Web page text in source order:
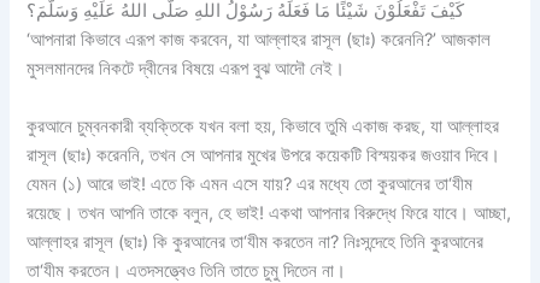
كَيْفَ تَفْعَلُوْنَ شَيْئًا مَا فَعَلَهُ رَسُوْلُ اللهِ صَلَّى اللهُ عَلَيْهِ وَسَلَّمَ؟
‘আপনারা কিভাবে এরূপ কাজ করবেন, যা আল্লাহর রাসূল (ছাঃ) করেননি?’ আজকাল
মুসলমানদের নিকটে দ্বীনের বিষয়ে এরূপ বুঝ আদৌ নেই।
কুরআনে চুম্বনকারী ব্যক্তিকে যখন বলা হয়, কিভাবে তুমি একাজ করছ, যা আল্লাহর
রাসূল (ছাঃ) করেননি, তখন সে আপনার মুখের উপরে কয়েকটি বিস্ময়কর জওয়াব দিবে।
যেমন (১) আরে ভাই! এতে কি এমন এসে যায়? এর মধ্যে তো কুরআনের তা‘যীম
রয়েছে। তখন আপনি তাকে বলুন, হে ভাই! একথা আপনার বিরুদ্ধে ফিরে যাবে। আচ্ছা,
আল্লাহর রাসূল (ছাঃ) কি কুরআনের তা‘যীম করতেন না? নিঃসন্দেহে তিনি কুরআনের
তা‘যীম করতেন। এতদসত্ত্বেও তিনি তাতে চুমু দিতেন না।